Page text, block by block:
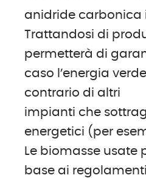
anidride carbonica
Trattandosi di
permetterà di
caso l’energia
contrario di altri
impianti che
energetici (per
Le biomasse usate
base ai